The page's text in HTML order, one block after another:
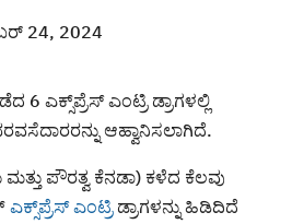
24, 2024
6 ಎಕ್ಸ್‌ಪ್ರೆಸ್ ಎಂಟ್ರಿ ಡ್ರಾಗಳಲ್ಲಿ
ಆಹ್ವಾನಿಸಲಾಗಿದೆ.
ಮತ್ತು ಪೌರತ್ವ ಕೆನಡಾ) ಕಳೆದ ಕೆಲವು
ಎಕ್ಸ್‌ಪ್ರೆಸ್ ಎಂಟ್ರಿಡ್ರಾಗಳನ್ನು ಹಿಡಿದಿದೆ